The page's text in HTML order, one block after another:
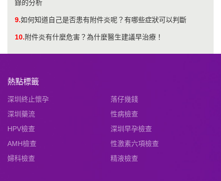
錄的分析
9.如何知道自己是否患有附件炎呢？有哪些症狀可以判斷
10.附件炎有什麼危害？為什麼醫生建議早治療！
熱點標籤
深圳終止懷孕
落仔幾錢
深圳藥流
性病檢查
HPV檢查
深圳早孕檢查
AMH檢查
性激素六項檢查
婦科檢查
精液檢查